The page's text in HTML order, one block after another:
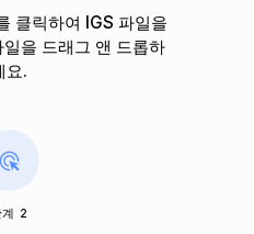
클릭하여 IGS 파일을
을 드래그 앤 드롭하
요.
계 2